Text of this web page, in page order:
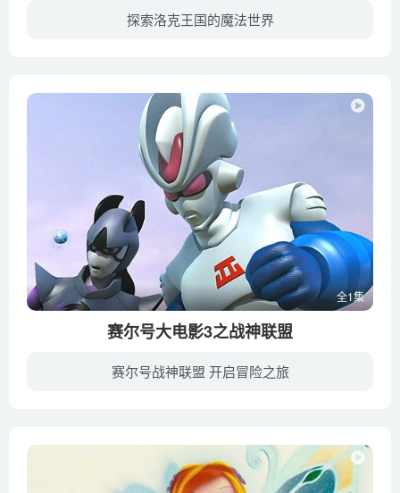
探索洛克王国的魔法世界
全1集
赛尔号大电影3之战神联盟
赛尔号战神联盟 开启冒险之旅